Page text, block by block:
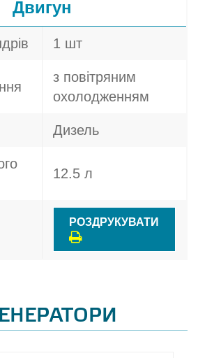
Двигун
1 шт
з повітряним
охолодженням
Дизель
12.5 л
РОЗДРУКУВАТИ